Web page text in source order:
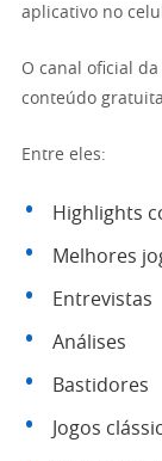
aplicativo no
O canal oficial
conteúdo
Entre eles:
Highlights
Melhores
Entrevistas
Análises
Bastidores
Jogos